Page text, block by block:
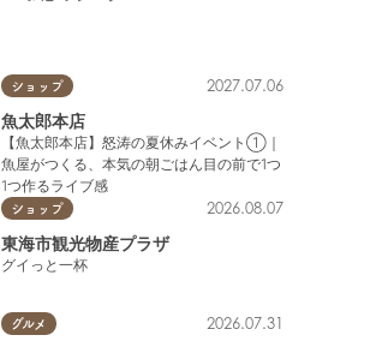
ショップ 2027.07.06
魚太郎本店
【魚太郎本店】怒涛の夏休みイベント①｜
魚屋がつくる、本気の朝ごはん目の前で1つ
1つ作るライブ感
ショップ 2026.08.07
東海市観光物産プラザ
グイっと一杯
グルメ 2026.07.31